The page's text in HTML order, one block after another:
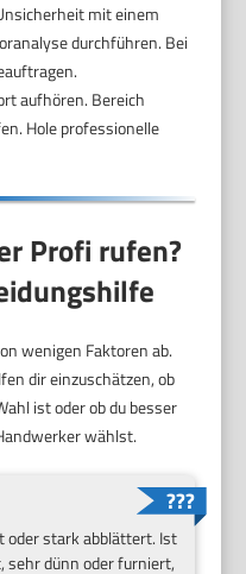
mit einem
durchführen. Bei
aufhören. Bereich
Hole professionelle
Profi rufen?
wenigen Faktoren ab.
dir einzuschätzen, ob
ist oder ob du besser
wählst.
oder stark abblättert. Ist
sehr dünn oder furniert,